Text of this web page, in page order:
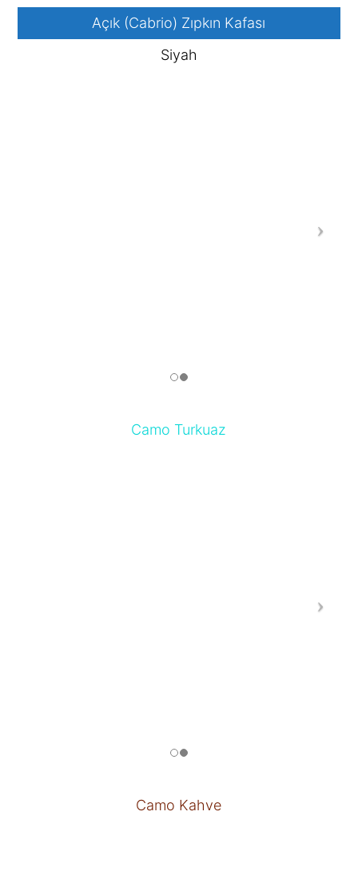
Açık (Cabrio) Zıpkın Kafası
Siyah
Camo Turkuaz
Camo Kahve